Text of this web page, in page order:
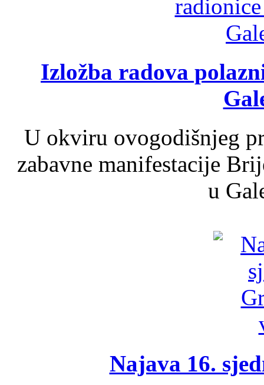
Izložba radova
U okviru ovogodišnjeg
zabavne manifestacije
u
Najava 16.